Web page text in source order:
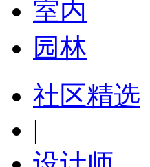
室内
园林
社区精选
|